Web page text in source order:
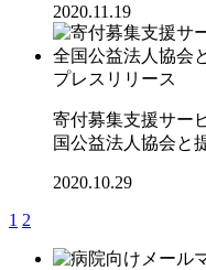
2020.11.19
プレスリリース
寄付募集支援サー
国公益法人協会と
2020.10.29
1 2